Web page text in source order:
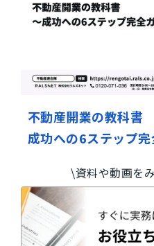
不動産開業の教科書
成功への6ステップ
\資料や動画を